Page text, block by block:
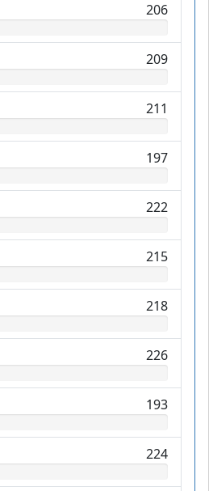
206
209
211
197
222
215
218
226
193
224